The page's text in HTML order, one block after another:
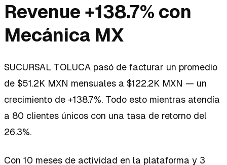
Revenue +138.7% con
Mecánica MX
SUCURSAL TOLUCA pasó de facturar un promedio
de $51.2K MXN mensuales a $122.2K MXN — un
crecimiento de +138.7%. Todo esto mientras atendía
a 80 clientes únicos con una tasa de retorno del
26.3%.
Con 10 meses de actividad en la plataforma y 3